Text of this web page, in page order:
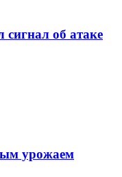
сигнал об атаке
урожаем